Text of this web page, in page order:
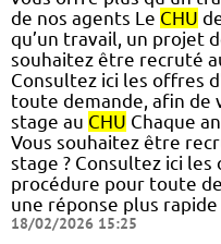
de nos agents Le CHU
qu’un travail, un projet
souhaitez être recruté
Consultez ici les offres
toute demande, afin de
stage au CHU Chaque
Vous souhaitez être
stage ? Consultez ici
procédure pour toute
une réponse plus
18/02/2026 15:25